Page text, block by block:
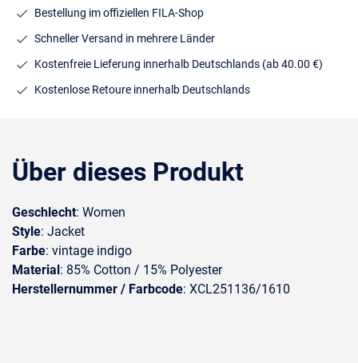
Bestellung im offiziellen FILA-Shop
Schneller Versand in mehrere Länder
Kostenfreie Lieferung innerhalb Deutschlands (ab 40.00 €)
Kostenlose Retoure innerhalb Deutschlands
Über dieses Produkt
Geschlecht: Women
Style: Jacket
Farbe: vintage indigo
Material: 85% Cotton / 15% Polyester
Herstellernummer / Farbcode: XCL251136/1610